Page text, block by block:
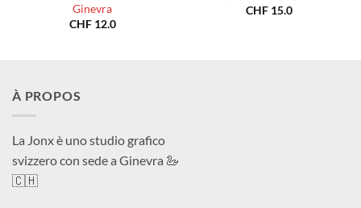
Ginevra
CHF12.0
CHF15.0
À PROPOS
La Jonx è uno studio grafico
svizzero con sede a Ginevra 🦢
🇨🇭